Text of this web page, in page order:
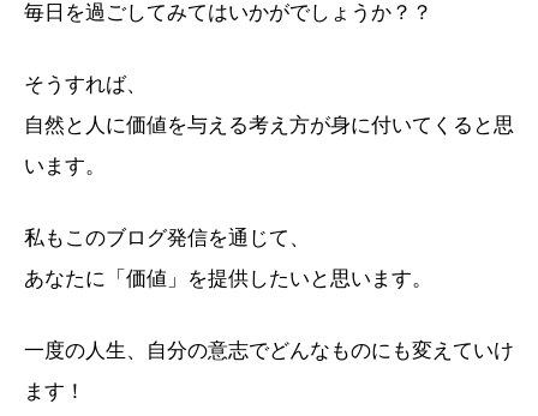
毎日を過ごしてみてはいかがでしょうか？？
そうすれば、
自然と人に価値を与える考え方が身に付いてくると思
います。
私もこのブログ発信を通じて、
あなたに「価値」を提供したいと思います。
一度の人生、自分の意志でどんなものにも変えていけ
ます！